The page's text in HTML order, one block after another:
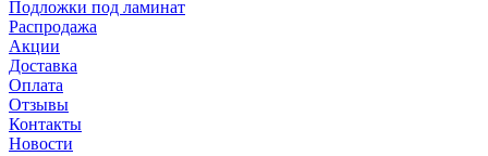
Подложки под ламинат
Распродажа
Акции
Доставка
Оплата
Отзывы
Контакты
Новости